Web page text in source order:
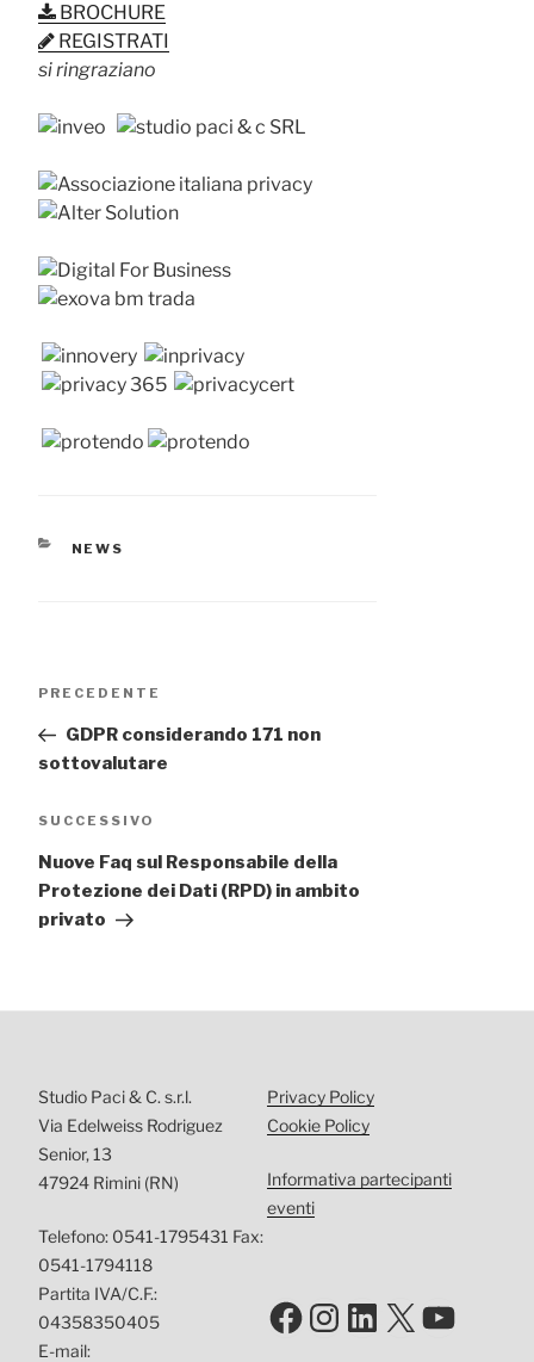
BROCHURE
REGISTRATI
si ringraziano
CATEGORIE
NEWS
Articolo
PRECEDENTE
GDPR considerando 171 non
sottovalutare
Articolo
SUCCESSIVO
Nuove Faq sul Responsabile della
Protezione dei Dati (RPD) in ambito
privato
Studio Paci & C. s.r.l.
Via Edelweiss Rodriguez
Senior, 13
47924 Rimini (RN)
Telefono: 0541-1795431 Fax:
0541-1794118
Partita IVA/C.F.:
04358350405
E-mail:
Privacy Policy
Cookie Policy
Informativa partecipanti
eventi
Facebook
Instagram
LinkedIn
X